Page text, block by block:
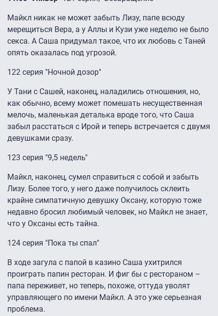
Майкл никак не может забыть Лизу, папе всюду
мерещиться Вера, а у Аллы и Кузи уже неделю не было
секса. А Саша придумал такое, что их любовь с Таней
опять оказалась под угрозой.
122 серия "Ночной дозор"
У Тани с Сашей, наконец, наладились отношения, но,
как обычно, всему может помешать несущественная
мелочь, маленькая деталька вроде того, что Саша
забыл расстаться с Ирой и теперь встречается с двумя
девушками сразу.
123 серия "9,5 недель"
Майкл, наконец, сумел справиться с собой и забыть
Лизу. Более того, у него даже получилось склеить
крайне симпатичную девушку Оксану, которую тоже
недавно бросил любимый человек, но Майкл не знает,
что у Оксаны есть тайна.
124 серия "Пока ты спал"
В ходе загула с папой в казино Саша ухитрился
проиграть папин ресторан. И фиг бы с рестораном –
папа переживет, но теперь, похоже, оттуда уволят
управляющего по имени Майкл. А это уже серьезная
проблема.